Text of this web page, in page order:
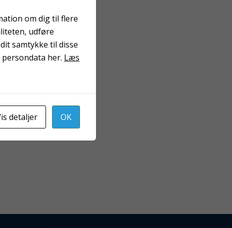
om dig til flere
udføre
samtykke til disse
her. Læs
detaljer OK